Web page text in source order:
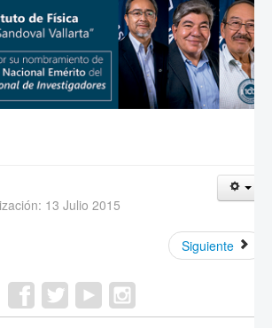
13 Julio 2015
Siguiente